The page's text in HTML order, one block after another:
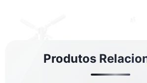
Produtos